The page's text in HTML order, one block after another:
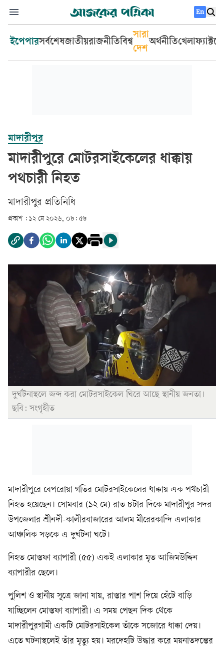
En
ইপেপারসর্বশেষজাতীয়রাজনীতিবিশ্ব
সারা
দেশ
অর্থনীতিখেলা
মাদারীপুর
মাদারীপুরে মোটরসাইকেলের ধাক্কায়
পথচারী নিহত
মাদারীপুর প্রতিনিধি
প্রকাশ : ১২ মে ২০২৬, ০৮: ৫৮
দুর্ঘটনাস্থলে জব্দ করা মোটরসাইকেল ঘিরে আছে স্থানীয় জনতা।
ছবি: সংগৃহীত
মাদারীপুরে বেপরোয়া গতির মোটরসাইকেলের ধাক্কায় এক পথচারী
নিহত হয়েছেন। সোমবার (১২ মে) রাত ৮টার দিকে মাদারীপুর সদর
উপজেলার শ্রীনদী-কালীরবাজারের আলম মীরেরকান্দি এলাকার
আঞ্চলিক সড়কে এ দুর্ঘটনা ঘটে।
নিহত মোস্তফা ব্যাপারী (৫৫) একই এলাকার মৃত আজিমউদ্দিন
ব্যাপারীর ছেলে।
পুলিশ ও স্থানীয় সূত্রে জানা যায়, রাস্তার পাশ দিয়ে হেঁটে বাড়ি
যাচ্ছিলেন মোস্তফা ব্যাপারী। এ সময় পেছন দিক থেকে
মাদারীপুরগামী একটি মোটরসাইকেল তাঁকে সজোরে ধাক্কা দেয়।
এতে ঘটনাস্থলেই তাঁর মৃত্যু হয়। মরদেহটি উদ্ধার করে ময়নাতদন্তের